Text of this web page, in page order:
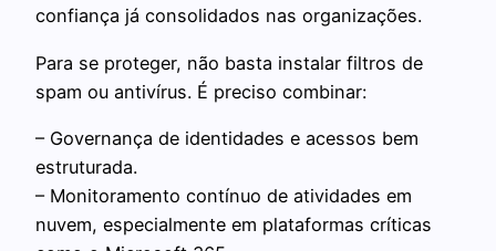
confiança já consolidados nas organizações.
Para se proteger, não basta instalar filtros de
spam ou antivírus. É preciso combinar:
– Governança de identidades e acessos bem
estruturada.
– Monitoramento contínuo de atividades em
nuvem, especialmente em plataformas críticas